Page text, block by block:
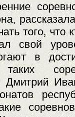
того, что
свой
в
Дмитрий